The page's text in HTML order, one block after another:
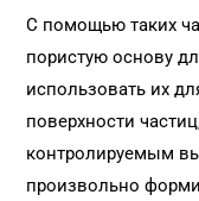
С помощью таких
пористую основу
использовать их
поверхности
контролируемым
произвольно